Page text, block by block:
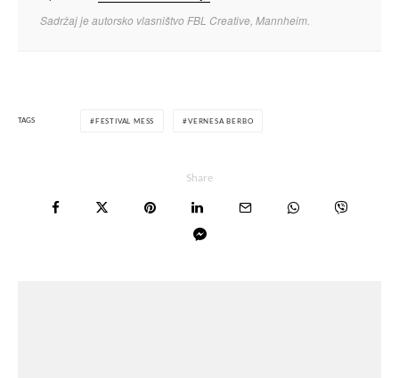
Sadržaj je autorsko vlasništvo FBL Creative, Mannheim.
TAGS FESTIVAL MESS VERNESA BERBO
Share